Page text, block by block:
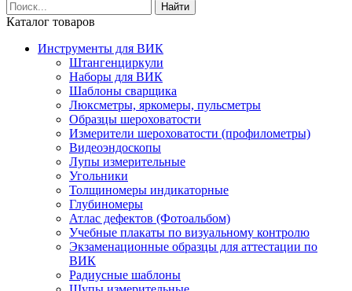
Найти
Каталог товаров
Инструменты для ВИК
Штангенциркули
Наборы для ВИК
Шаблоны сварщика
Люксметры, яркомеры, пульсметры
Образцы шероховатости
Измерители шероховатости (профилометры)
Видеоэндоскопы
Лупы измерительные
Угольники
Толщиномеры индикаторные
Глубиномеры
Атлас дефектов (Фотоальбом)
Учебные плакаты по визуальному контролю
Экзаменационные образцы для аттестации по
ВИК
Радиусные шаблоны